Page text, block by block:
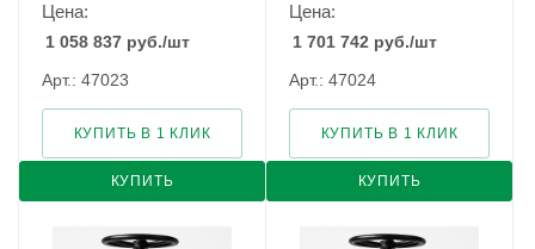
Цена:
1 058 837 руб./шт
Арт.: 47023
КУПИТЬ
КУПИТЬ В 1 КЛИК
Цена:
1 701 742 руб./шт
Арт.: 47024
КУПИТЬ
КУПИТЬ В 1 КЛИК